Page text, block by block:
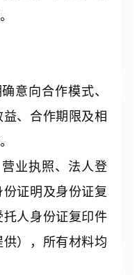
意向合作模式、
、合作期限及相
业执照、法人登
证明及身份证复
人身份证复印件
供），所有材料均